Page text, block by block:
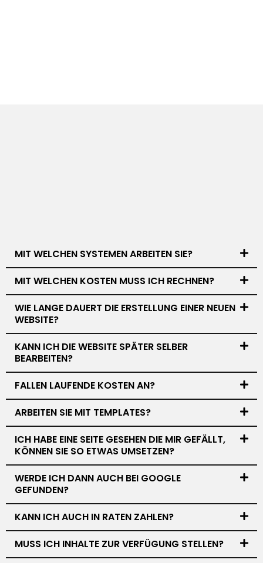
MIT WELCHEN SYSTEMEN ARBEITEN SIE?
MIT WELCHEN KOSTEN MUSS ICH RECHNEN?
WIE LANGE DAUERT DIE ERSTELLUNG EINER NEUEN
WEBSITE?
KANN ICH DIE WEBSITE SPÄTER SELBER
BEARBEITEN?
FALLEN LAUFENDE KOSTEN AN?
ARBEITEN SIE MIT TEMPLATES?
ICH HABE EINE SEITE GESEHEN DIE MIR GEFÄLLT,
KÖNNEN SIE SO ETWAS UMSETZEN?
WERDE ICH DANN AUCH BEI GOOGLE
GEFUNDEN?
KANN ICH AUCH IN RATEN ZAHLEN?
MUSS ICH INHALTE ZUR VERFÜGUNG STELLEN?